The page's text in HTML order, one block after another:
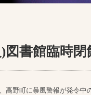
)図書館臨時
高野町に暴風警報が発令